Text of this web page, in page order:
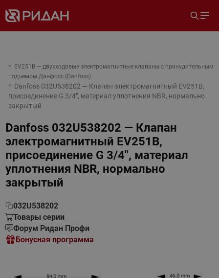
EV251B — двухходовые электромагнитные клапаны с принудительным
подъемом Данфосс (Danfoss)
Danfoss 032U538202 — Клапан электромагнитный EV251B,
присоединение G 3/4", материал уплотнения NBR, нормально
закрытый
Danfoss 032U538202 — Клапан
электромагнитный EV251B,
присоединение G 3/4", материал
уплотнения NBR, нормально
закрытый
032U538202
Товары серии
Форум Ридан Профи
Бонусная программа